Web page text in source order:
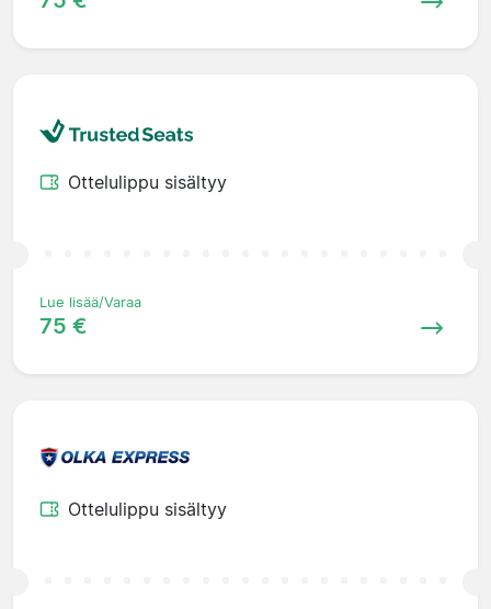
Ottelulippu sisältyy
Lue lisää/Varaa
75 €
Ottelulippu sisältyy